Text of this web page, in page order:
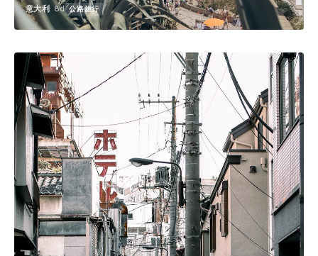
意大利 · 8d 公路旅行